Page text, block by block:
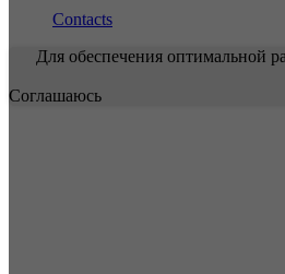
Contacts
Для обеспечения оптимальной
Соглашаюсь